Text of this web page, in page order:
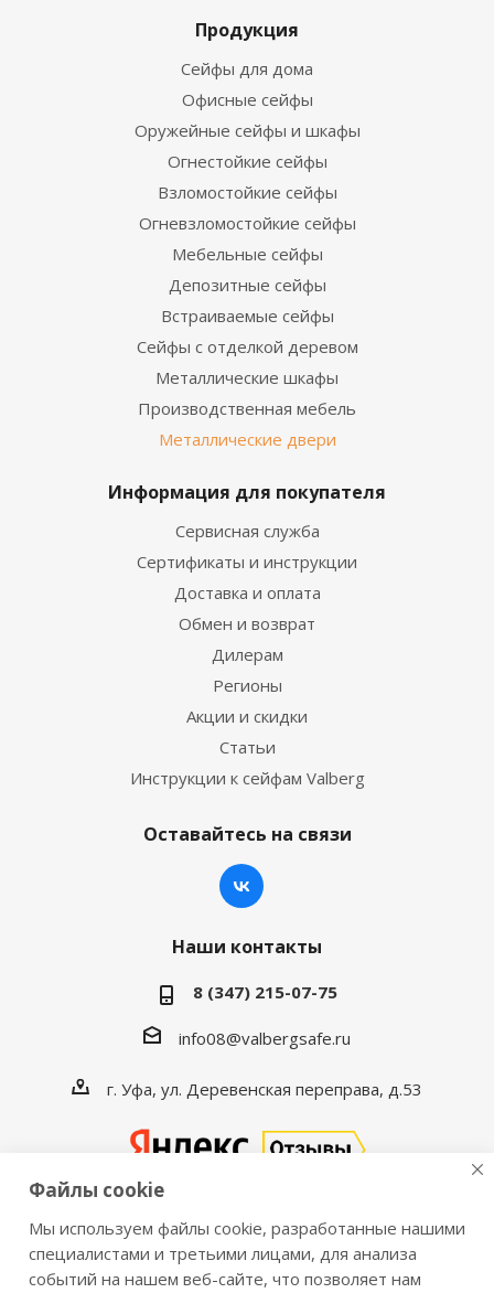
Продукция
Сейфы для дома
Офисные сейфы
Оружейные сейфы и шкафы
Огнестойкие сейфы
Взломостойкие сейфы
Огневзломостойкие сейфы
Мебельные сейфы
Депозитные сейфы
Встраиваемые сейфы
Сейфы с отделкой деревом
Металлические шкафы
Производственная мебель
Металлические двери
Информация для покупателя
Сервисная служба
Сертификаты и инструкции
Доставка и оплата
Обмен и возврат
Дилерам
Регионы
Акции и скидки
Статьи
Инструкции к сейфам Valberg
Оставайтесь на связи
Наши контакты
8 (347) 215-07-75
info08@valbergsafe.ru
г. Уфа, ул. Деревенская переправа, д.53
2016-2026 © VALBERGSAFE.RU — Интернет-магазин
сейфов Valberg и металлической мебели Практик.
Файлы cookie
Мы используем файлы cookie, разработанные нашими
специалистами и третьими лицами, для анализа
событий на нашем веб-сайте, что позволяет нам